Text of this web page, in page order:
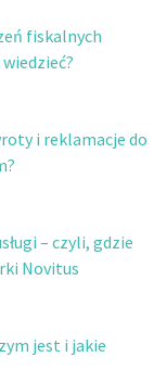
fiskalnych
i reklamacje do
– czyli, gdzie
Novitus
jest i jakie